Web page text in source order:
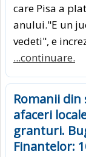
care Pisa a
anului."E un
vedeti", e
...continuare.
Romanii
afaceri
granturi.
Finantelor: